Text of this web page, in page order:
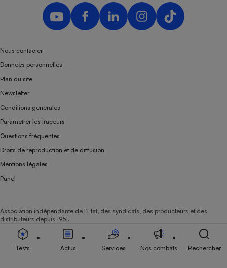
Nous contacter
Données personnelles
Plan du site
Newsletter
Conditions générales
Paramétrer les traceurs
Questions fréquentes
Droits de reproduction et de diffusion
Mentions légales
Panel
Association indépendante de l’État, des syndicats, des producteurs et des
distributeurs depuis 1951.
Tests Actus Services Nos combats Rechercher